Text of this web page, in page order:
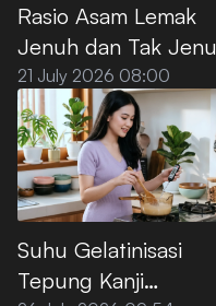
Rasio Asam Lemak
Jenuh dan Tak
pada Minyak Sawit
Premium
21 July 2026 08:00
Suhu Gelatinisasi
Tepung Kanji